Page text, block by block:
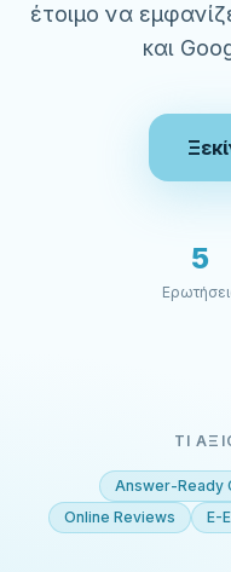
έτοιμο να
και
5
ΤΙ
Answer-Ready
Online Reviews
E-